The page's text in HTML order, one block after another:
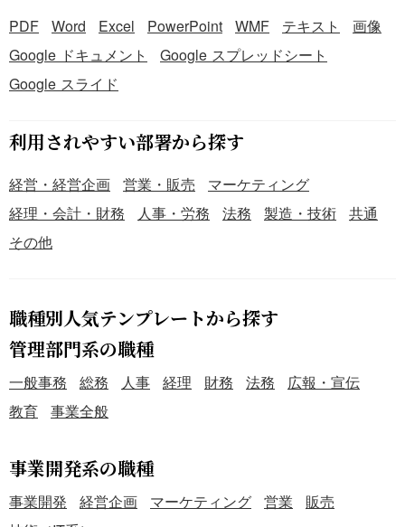
PDF Word Excel PowerPoint WMF テキスト
画像
Google ドキュメント
Google スプレッドシート
Google スライド
利用されやすい部署から探す
経営・経営企画 営業・販売
マーケティング
経理・会計・財務
人事・労務 法務 製造・技術
共通
その他
職種別人気テンプレートから探す
管理部門系の職種
一般事務 総務 人事 経理 財務 法務
広報・宣伝
教育
事業全般
事業開発系の職種
事業開発 経営企画 マーケティング 営業
販売